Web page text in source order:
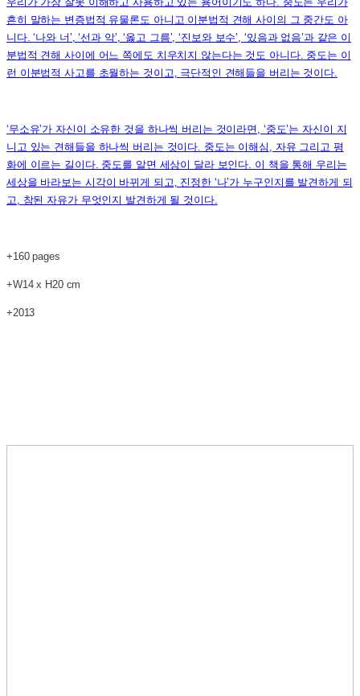
흔히 말하는 변증법적 유물론도 아니고 이분법적 견해 사이의 그 중간도 아
니다. ‘나와 너’, ‘선과 악’, ‘옳고 그름’, ‘진보와 보수’, ‘있음과 없음’과 같은 이
분법적 견해 사이에 어느 쪽에도 치우치지 않는다는 것도 아니다. 중도는 이
런 이분법적 사고를 초월하는 것이고, 극단적인 견해들을 버리는 것이다.
‘무소유’가 자신이 소유한 것을 하나씩 버리는 것이라면, ‘중도’는 자신이 지
니고 있는 견해들을 하나씩 버리는 것이다. 중도는 이해심, 자유 그리고 평
화에 이르는 길이다. 중도를 알면 세상이 달라 보인다. 이 책을 통해 우리는
세상을 바라보는 시각이 바뀌게 되고, 진정한 ‘나’가 누구인지를 발견하게 되
고, 참된 자유가 무엇인지 발견하게 될 것이다.
+160 pages
+W14 x H20 cm
+2013